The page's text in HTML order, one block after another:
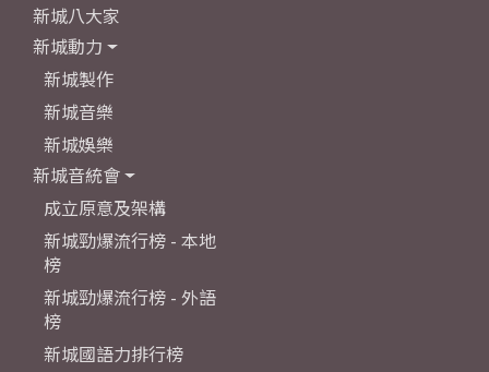
新城八大家
新城動力
新城製作
新城音樂
新城娛樂
新城音統會
成立原意及架構
新城勁爆流行榜 - 本地
榜
新城勁爆流行榜 - 外語
榜
新城國語力排行榜